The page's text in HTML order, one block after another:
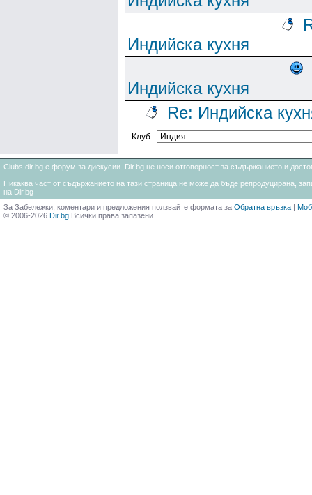
Индийска кухня
Индийска кухня
Re: Индийска
Клуб :
Clubs.dir.bg е форум за дискусии. Dir.bg не носи отговорност за съдържанието и
Никаква част от съдържанието на тази страница не може да бъде репродуцирана,
на Dir.bg
За Забележки, коментари и предложения ползвайте формата за Обратна връзка |
© 2006-2026 Dir.bg Всички права запазени.